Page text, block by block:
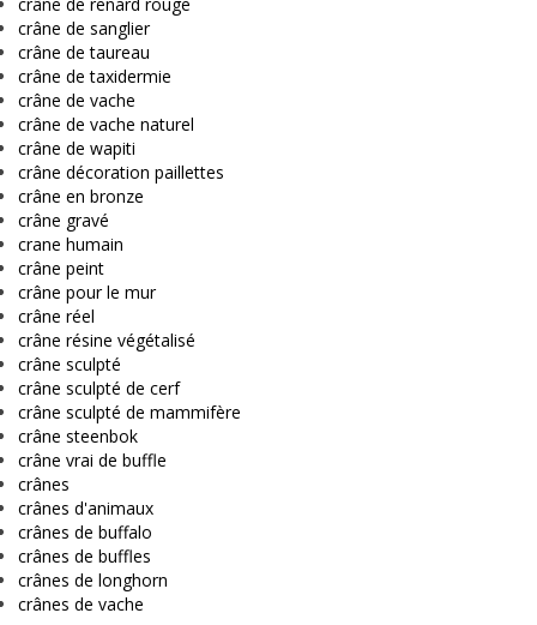
crâne de renard rouge
crâne de sanglier
crâne de taureau
crâne de taxidermie
crâne de vache
crâne de vache naturel
crâne de wapiti
crâne décoration paillettes
crâne en bronze
crâne gravé
crane humain
crâne peint
crâne pour le mur
crâne réel
crâne résine végétalisé
crâne sculpté
crâne sculpté de cerf
crâne sculpté de mammifère
crâne steenbok
crâne vrai de buffle
crânes
crânes d'animaux
crânes de buffalo
crânes de buffles
crânes de longhorn
crânes de vache